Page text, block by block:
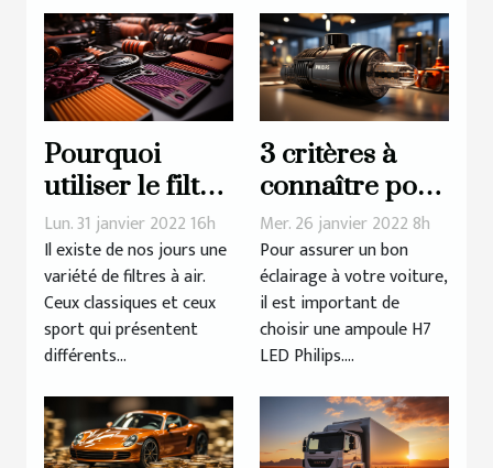
Pourquoi
utiliser le filtre
à air sport : les
avantages
Lun. 31 janvier 2022 16h
Il existe de nos jours une
variété de filtres à air.
Ceux classiques et ceux
sport qui présentent
différents...
3 critères à
connaître pour
mieux choisir
votre
ampoule H7
LED Philips
Mer. 26 janvier 2022 8h
Pour assurer un bon
éclairage à votre voiture,
il est important de
choisir une ampoule H7
LED Philips....